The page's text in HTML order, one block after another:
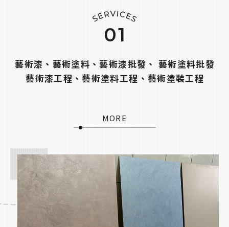
01
藝術漆、藝術塗料、藝術漆批發、 藝術塗料批發
藝術漆工程、藝術塗料工程、藝術塗裝工程
MORE